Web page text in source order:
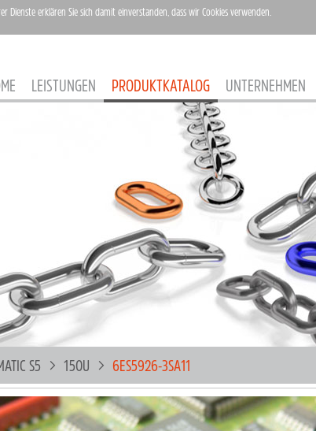
LEISTUNGEN PRODUKTKATALOG UNTERNEHMEN
S5 150U 6ES5926-3SA11
erklären Sie sich damit einverstanden, dass wir Cookies verwenden.